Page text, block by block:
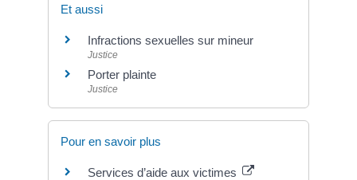
Et aussi
Infractions sexuelles sur mineur
Justice
Porter plainte
Justice
Pour en savoir plus
Services d’aide aux victimes